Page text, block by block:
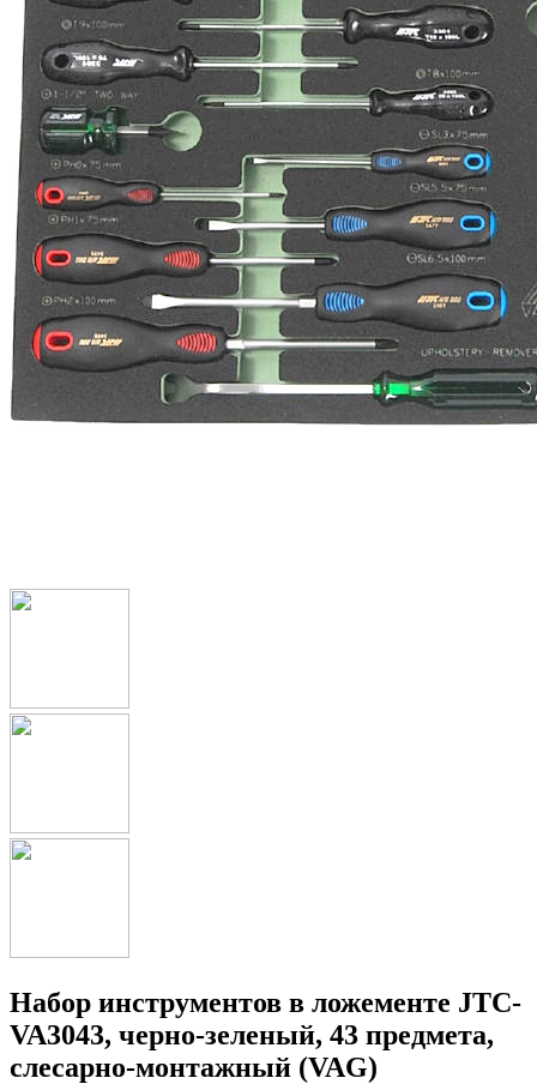
Набор инструментов в ложементе JTC-
VA3043, черно-зеленый, 43 предмета,
слесарно-монтажный (VAG)